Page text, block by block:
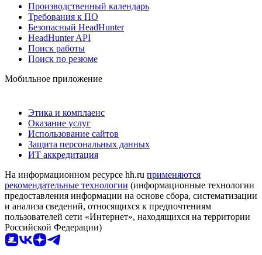
Производственный календарь
Требования к ПО
Безопасный HeadHunter
HeadHunter API
Поиск работы
Поиск по резюме
Мобильное приложение
Этика и комплаенс
Оказание услуг
Использование сайтов
Защита персональных данных
ИТ аккредитация
На информационном ресурсе hh.ru применяются
рекомендательные технологии (информационные технологии
предоставления информации на основе сбора, систематизации
и анализа сведений, относящихся к предпочтениям
пользователей сети «Интернет», находящихся на территории
Российской Федерации)